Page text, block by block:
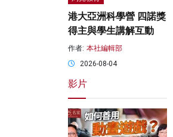
港大亞洲科學營 四諾獎
得主與學生講解互動
作者: 本社編輯部
2026-08-04
影片